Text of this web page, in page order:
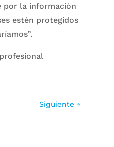
por la información
estén protegidos
Siguiente →